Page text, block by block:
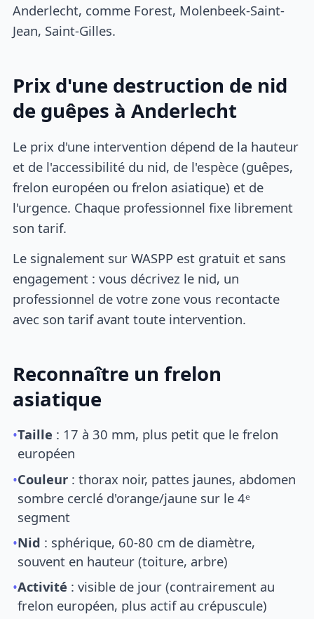
Anderlecht, comme Forest, Molenbeek-Saint-
Jean, Saint-Gilles.
Prix d'une destruction de nid
de guêpes à Anderlecht
Le prix d'une intervention dépend de la hauteur
et de l'accessibilité du nid, de l'espèce (guêpes,
frelon européen ou frelon asiatique) et de
l'urgence. Chaque professionnel fixe librement
son tarif.
Le signalement sur WASPP est gratuit et sans
engagement : vous décrivez le nid, un
professionnel de votre zone vous recontacte
avec son tarif avant toute intervention.
Reconnaître un frelon
asiatique
•Taille : 17 à 30 mm, plus petit que le frelon
européen
•Couleur : thorax noir, pattes jaunes, abdomen
sombre cerclé d'orange/jaune sur le 4ᵉ
segment
•Nid : sphérique, 60-80 cm de diamètre,
souvent en hauteur (toiture, arbre)
•Activité : visible de jour (contrairement au
frelon européen, plus actif au crépuscule)